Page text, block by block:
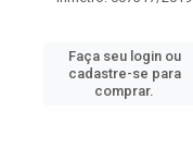
Faça seu login ou
cadastre-se para
comprar.